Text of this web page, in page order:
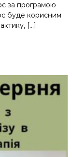
за програмою
буде корисним
[…]